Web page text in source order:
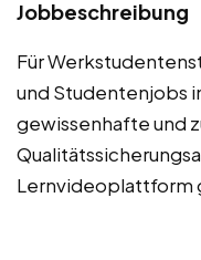
Jobbeschreibung
Für
und Studentenjobs
gewissenhafte und
Lernvideoplattform